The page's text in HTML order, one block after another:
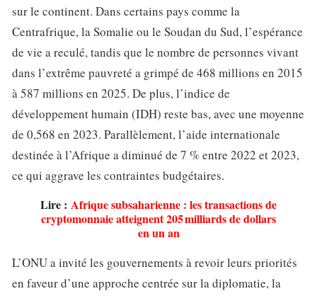
sur le continent. Dans certains pays comme la
Centrafrique, la Somalie ou le Soudan du Sud, l’espérance
de vie a reculé, tandis que le nombre de personnes vivant
dans l’extrême pauvreté a grimpé de 468 millions en 2015
à 587 millions en 2025. De plus, l’indice de
développement humain (IDH) reste bas, avec une moyenne
de 0,568 en 2023. Parallèlement, l’aide internationale
destinée à l’Afrique a diminué de 7 % entre 2022 et 2023,
ce qui aggrave les contraintes budgétaires.
Lire : Afrique subsaharienne : les transactions de
cryptomonnaie atteignent 205 milliards de dollars
en un an
L’ONU a invité les gouvernements à revoir leurs priorités
en faveur d’une approche centrée sur la diplomatie, la